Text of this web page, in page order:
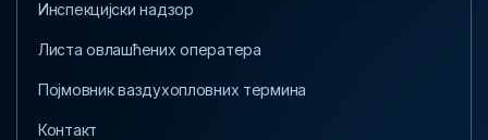
Инспекцијски надзор
Листа овлашћених оператера
Појмовник ваздухопловних термина
Контакт